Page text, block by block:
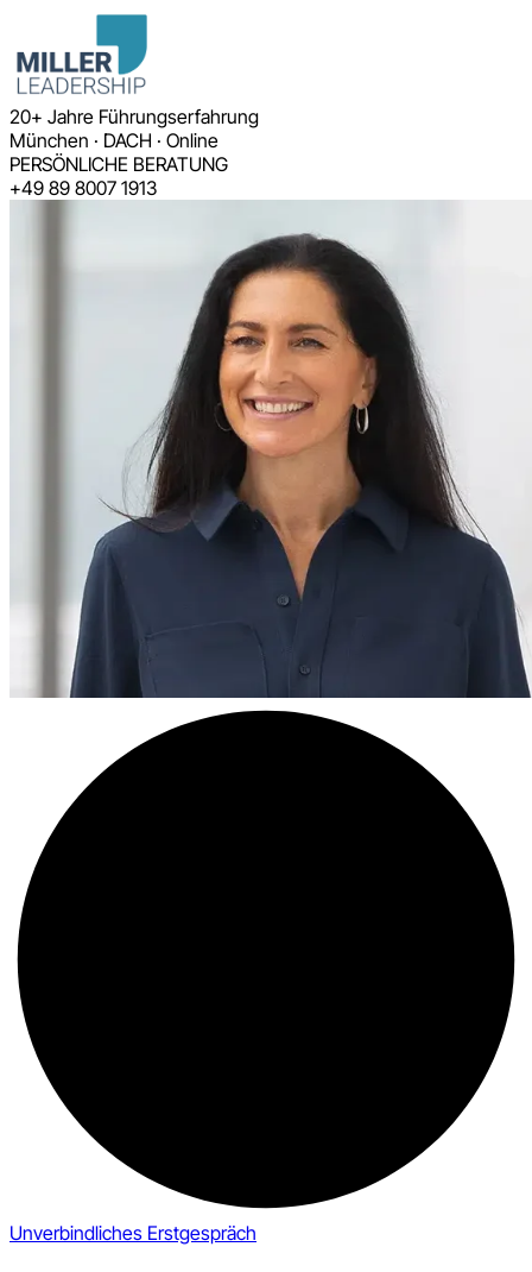
20+ Jahre Führungserfahrung
München · DACH · Online
PERSÖNLICHE BERATUNG
+49 89 8007 1913
Unverbindliches Erstgespräch